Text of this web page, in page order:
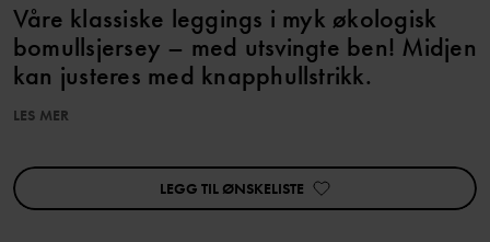
Våre klassiske leggings i myk økologisk
bomullsjersey – med utsvingte ben! Midjen
kan justeres med knapphullstrikk.
Egenskaper:
• Regulerbar midje med knapphullsstrikk
LES MER
LEGG TIL ØNSKELISTE